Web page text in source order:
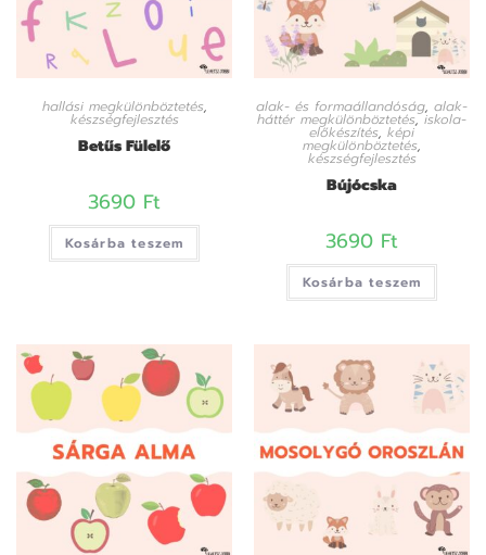
hallási megkülönböztetés,
készségfejlesztés
Betűs Fülelő
3690 Ft
Kosárba teszem
alak- és formaállandóság, alak-
háttér megkülönböztetés,iskola-
előkészítés, képi
megkülönböztetés,
készségfejlesztés
Bújócska
3690 Ft
Kosárba teszem